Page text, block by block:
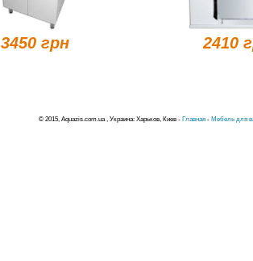
3450 грн 2410
© 2015, Aquazis.com.ua , Украина: Харьков, Киев - Главная- Мебель для